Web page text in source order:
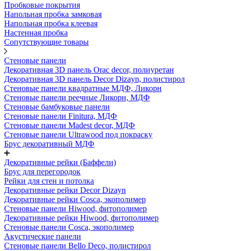
Пробковые покрытия
Напольная пробка замковая
Напольная пробка клеевая
Настенная пробка
Сопутствующие товары
Стеновые панели
Декоративная 3D панель Orac decor, полиуретан
Декоративная 3D панель Decor Dizayn, полистирол
Стеновые панели квадратные МДФ, Ликорн
Стеновые панели реечные Ликорн, МДФ
Стеновые бамбуковые панели
Стеновые панели Finitura, МДФ
Стеновые панели Madest decor, МДФ
Стеновые панели Ultrawood под покраску
Брус декоративный МДФ
Декоративные рейки (Баффели)
Брус для перегородок
Рейки для стен и потолка
Декоративные рейки Decor Dizayn
Декоративные рейки Cosca, экополимер
Стеновые панели Hiwood, фитополимер
Декоративные рейки Hiwood, фитополимер
Стеновые панели Cosca, экополимер
Акустические панели
Стеновые панели Bello Deco, полистирол